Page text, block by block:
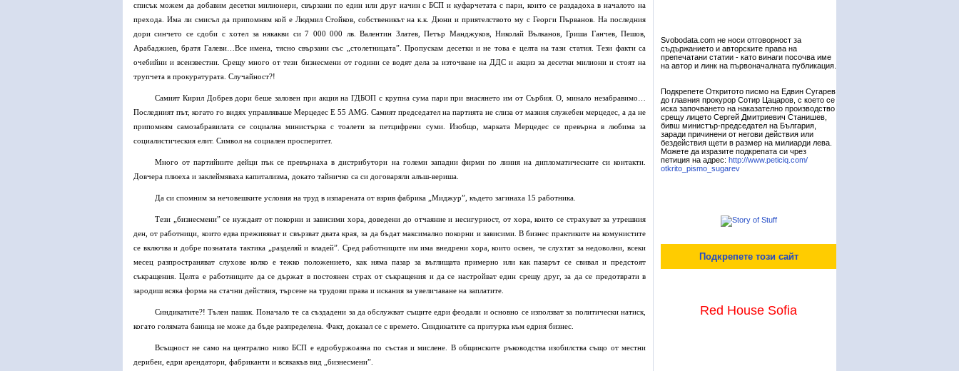
списък можем да добавим десетки милионери, свързани по един или друг начин с БСП и куфарчетата с пари, които се раздадоха в началото на
прехода. Има ли смисъл да припомням кой е Людмил Стойков, собственикът на к.к. Дюни и приятелството му с Георги Първанов. На последния
дори синчето се сдоби с хотел за някакви си 7 000 000 лв. Валентин Златев, Петър Манджуков, Николай Вълканов, Гриша Ганчев, Пешов,
Арабаджиев, братя Галеви…Все имена, тясно свързани със „столетницата”. Пропускам десетки и не това е целта на тази статия. Тези факти са
очебийни и всеизвестни. Срещу много от тези бизнесмени от години се водят дела за източване на ДДС и акциз за десетки милиони и стоят на
трупчета в прокуратурата. Случайност?!
Самият Кирил Добрев дори беше заловен при акция на ГДБОП с крупна сума пари при внасянето им от Сърбия. О, минало незабравимо…
Последният път, когато го видях управляваше Мерцедес Е 55 AMG. Самият председател на партията не слиза от мазния служебен мерцедес, а да не
припомням самозабравилата се социална министърка с тоалети за петцифрени суми. Изобщо, марката Мерцедес се превърна в любима за
социалистическия елит. Символ на социален просперитет.
Много от партийните дейци пък се превърнаха в дистрибутори на големи западни фирми по линия на дипломатическите си контакти.
Довчера плюеха и заклеймяваха капитализма, докато тайничко са си договаряли алъш-вериша.
Да си спомним за нечовешките условия на труд в изпарената от взрив фабрика „Миджур”, където загинаха 15 работника.
Тези „бизнесмени” се нуждаят от покорни и зависими хора, доведени до отчаяние и несигурност, от хора, които се страхуват за утрешния
ден, от работници, които едва преживяват и свързват двата края, за да бъдат максимално покорни и зависими. В бизнес практиките на комунистите
се включва и добре познатата тактика „разделяй и владей”. Сред работниците им има внедрени хора, които освен, че слухтят за недоволни, всеки
месец разпространяват слухове колко е тежко положението, как няма пазар за въглищата примерно или как пазарът се свивал и предстоят
съкращения. Целта е работниците да се държат в постоянен страх от съкращения и да се настройват един срещу друг, за да се предотврати в
зародиш всяка форма на стачни действия, търсене на трудови права и искания за увеличаване на заплатите.
Синдикатите?! Тълен пашак. Поначало те са създадени за да обслужват същите едри феодали и основно се използват за политически натиск,
когато голямата баница не може да бъде разпределена. Факт, доказал се с времето. Синдикатите са притурка към едрия бизнес.
Всъщност не само на централно ниво БСП е едробуржоазна по състав и мислене. В общинските ръководства изобилства също от местни
дерибеи, едри арендатори, фабриканти и всякакъв вид „бизнесмени”.
Svobodata.com не носи отговорност за
съдържанието и авторските права на
препечатани статии - като винаги посочва име
на автор и линк на първоначалната публикация.
Подкрепете Откритото писмо на Едвин Сугарев
до главния прокурор Сотир Цацаров, с което се
иска започването на наказателно производство
срещу лицето Сергей Дмитриевич Станишев,
бивш министър-председател на България,
заради причинени от негови действия или
бездействия щети в размер на милиарди лева.
Можете да изразите подкрепата си чрез
петиция на адрес: http://www.peticiq.com/
otkrito_pismo_sugarev
Подкрепете този сайт
Red House Sofia